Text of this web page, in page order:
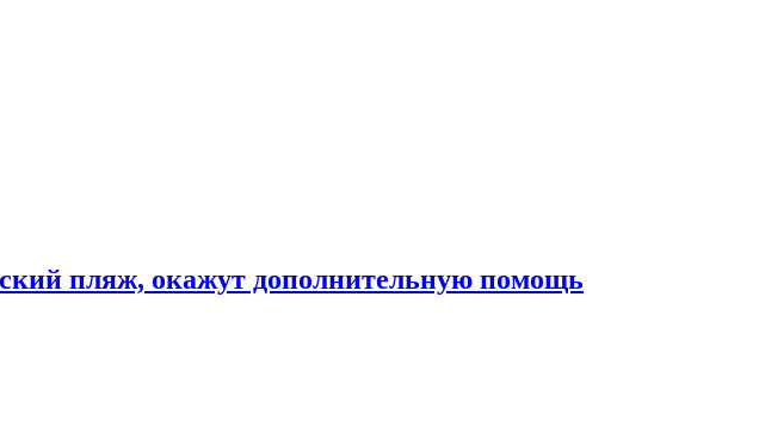
пляж, окажут дополнительную помощь